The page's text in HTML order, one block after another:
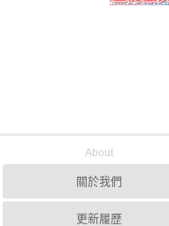
About
關於我們
更新履歷